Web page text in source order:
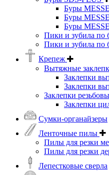
Буры
Буры
Буры
Пики и зубила по
Пики и зубила по
Крепеж
Вытяжные
Заклепки
Заклепки
Заклепки
Заклепки
Сумки-органайзеры
Ленточные пилы
Пилы для резки
Пилы для резки
Лепестковые сверла